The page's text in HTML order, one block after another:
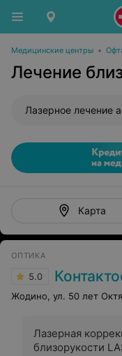
Медицинские центры •
Лечение
Лазерное лечение
Карта
ОПТИКА
5.0
Жодино, ул. 50 лет
Лазерная
близорукости